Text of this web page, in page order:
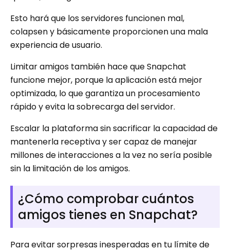
Esto hará que los servidores funcionen mal,
colapsen y básicamente proporcionen una mala
experiencia de usuario.
Limitar amigos también hace que Snapchat
funcione mejor, porque la aplicación está mejor
optimizada, lo que garantiza un procesamiento
rápido y evita la sobrecarga del servidor.
Escalar la plataforma sin sacrificar la capacidad de
mantenerla receptiva y ser capaz de manejar
millones de interacciones a la vez no sería posible
sin la limitación de los amigos.
¿Cómo comprobar cuántos
amigos tienes en Snapchat?
Para evitar sorpresas inesperadas en tu límite de